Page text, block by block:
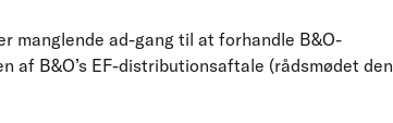
manglende ad-gang til at forhandle B&O-
af B&O’s EF-distributionsaftale (rådsmødet den